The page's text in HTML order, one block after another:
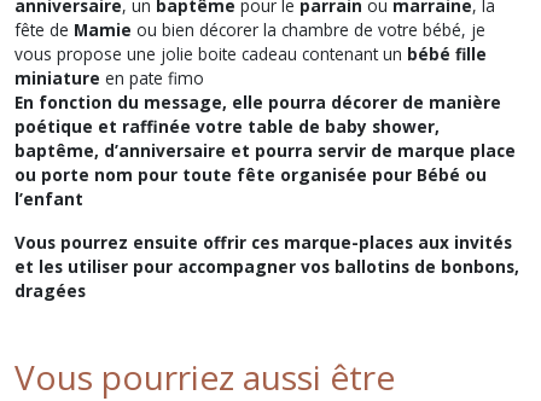
anniversaire, un baptême pour le parrain ou marraine, la
fête de Mamie ou bien décorer la chambre de votre bébé, je
vous propose une jolie boite cadeau contenant un bébé fille
miniature en pate fimo
En fonction du message, elle pourra décorer de manière
poétique et raffinée votre table de baby shower,
baptême, d’anniversaire et pourra servir de marque place
ou porte nom pour toute fête organisée pour Bébé ou
l’enfant
Vous pourrez ensuite offrir ces marque-places aux invités
et les utiliser pour accompagner vos ballotins de bonbons,
dragées
Vous pourriez aussi être